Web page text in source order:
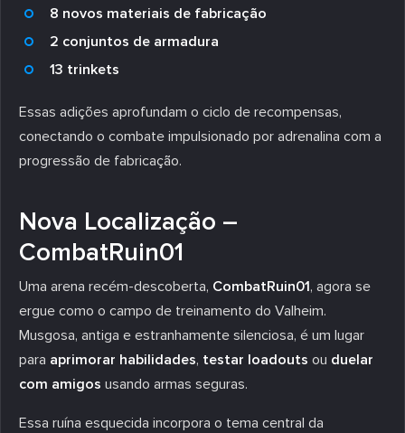
8 novos materiais de fabricação
2 conjuntos de armadura
13 trinkets
Essas adições aprofundam o ciclo de recompensas,
conectando o combate impulsionado por adrenalina com a
progressão de fabricação.
Nova Localização –
CombatRuin01
Uma arena recém-descoberta, CombatRuin01, agora se
ergue como o campo de treinamento do Valheim.
Musgosa, antiga e estranhamente silenciosa, é um lugar
para aprimorar habilidades, testar loadouts ou duelar
com amigos usando armas seguras.
Essa ruína esquecida incorpora o tema central da